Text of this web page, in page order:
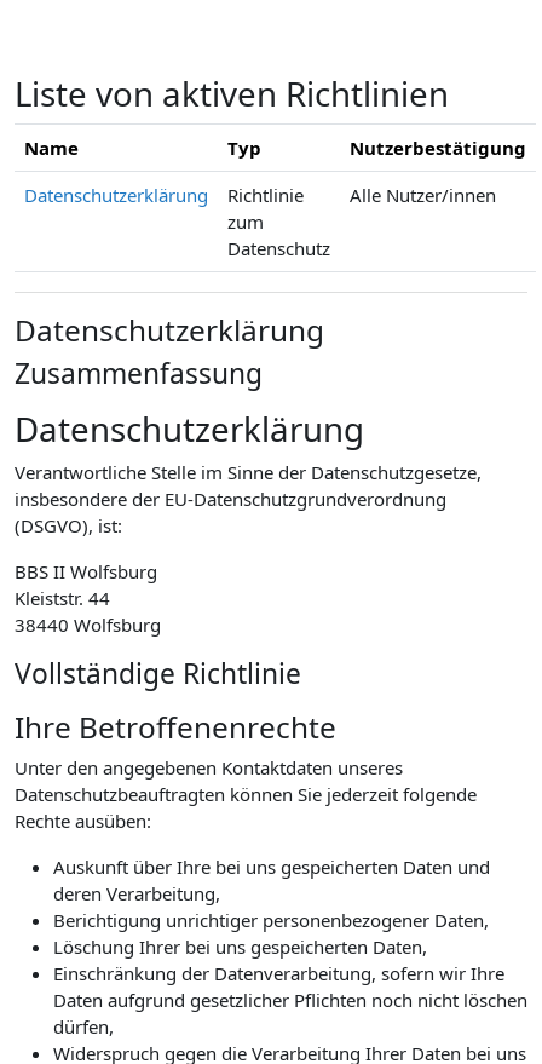
Liste von aktiven Richtlinien
Name Typ
Nutzerbestätigung
Datenschutzerklärung
Richtlinie
zum
Datenschutz
Alle Nutzer/innen
Datenschutzerklärung
Zusammenfassung
Datenschutzerklärung
Verantwortliche Stelle im Sinne der Datenschutzgesetze,
insbesondere der EU-Datenschutzgrundverordnung
(DSGVO), ist:
BBS II Wolfsburg
Kleiststr. 44
38440 Wolfsburg
Vollständige Richtlinie
Ihre Betroffenenrechte
Unter den angegebenen Kontaktdaten unseres
Datenschutzbeauftragten können Sie jederzeit folgende
Rechte ausüben:
Auskunft über Ihre bei uns gespeicherten Daten und
deren Verarbeitung,
Berichtigung unrichtiger personenbezogener Daten,
Löschung Ihrer bei uns gespeicherten Daten,
Einschränkung der Datenverarbeitung, sofern wir Ihre
Daten aufgrund gesetzlicher Pflichten noch nicht löschen
dürfen,
Widerspruch gegen die Verarbeitung Ihrer Daten bei uns